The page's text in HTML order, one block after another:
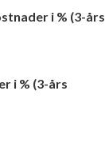
i % (3-års
i % (3-års